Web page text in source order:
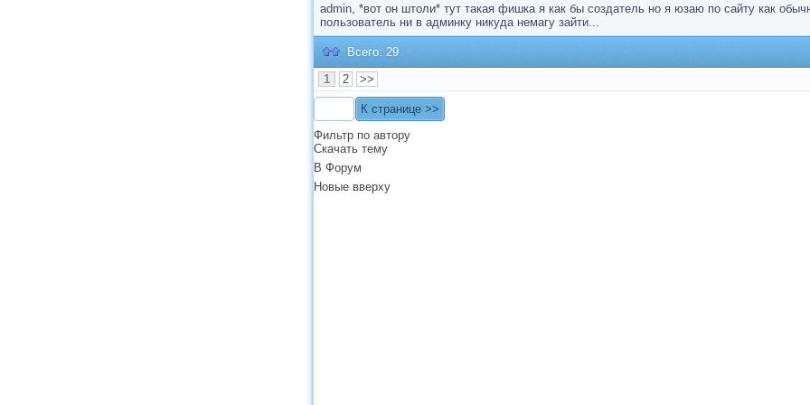
admin, *вот он штоли* тут такая фишка я как бы создатель но я юзаю по сайту как
пользователь ни в админку никуда немагу зайти...
Всего: 29
1
2 >>
Фильтр по автору
Скачать тему
В Форум
Новые вверху